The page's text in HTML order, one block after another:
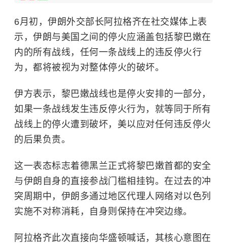
6月初，伊朗外交部长阿拉格齐在社交媒体上表
示，伊朗与美国之间的停火应涵盖包括黎巴嫩在
内的所有战线，任何一条战线上的违反停火行
为，都将被视为对整体停火的破坏。
伊方表示，黎巴嫩战线也是停火安排的一部分，
如果一条战线发生违反停火行为，就等同于所有
战线上的停火遭到破坏，美以应对任何违反停火
的后果负责。
这一表态标志着德黑兰正式将黎巴嫩首都的安全
与伊朗自身的直接参战门槛相挂钩。在过去的冲
突周期中，伊朗多通过地区代理人网络对以色列
实施不对称消耗，自身则保持在冲突边缘。
阿拉格齐此次直接向华盛顿喊话，其核心意图在